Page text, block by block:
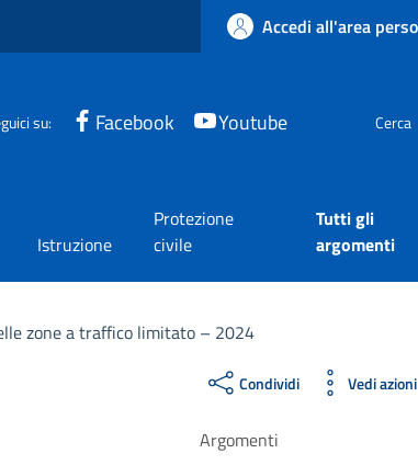
Accedi all'area
su: Facebook Youtube Cerca
Istruzione
Protezione
civile
Tutti gli
argomenti
zone a traffico limitato – 2024
Condividi Vedi azioni
Argomenti